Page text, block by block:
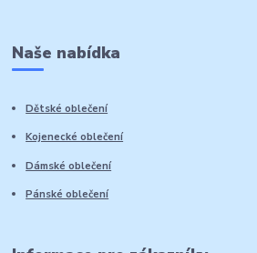
Naše nabídka
Dětské oblečení
Kojenecké oblečení
Dámské oblečení
Pánské oblečení